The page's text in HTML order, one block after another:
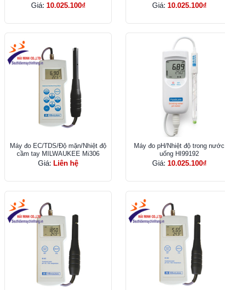
Giá: 10.025.100₫ Giá: 10.025.100₫
Máy đo EC/TDS/Độ mặn/Nhiệt độ
cầm tay MILWAUKEE Mi306
Giá: Liên hệ
Máy đo pH/Nhiệt độ trong nước
uống HI99192
Giá: 10.025.100₫